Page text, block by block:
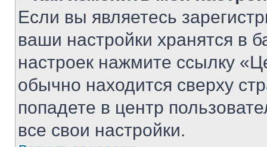
Если вы являетесь
ваши настройки хранятся в
настроек нажмите ссылку
обычно находится сверху
попадете в центр
все свои настройки.